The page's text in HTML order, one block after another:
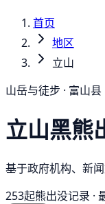
首页
地区
立山
山岳与徒步 · 富山县
立山黑熊
基于政府机构、新
253起熊出没记录 ·